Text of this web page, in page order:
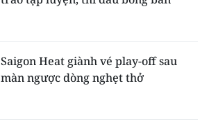
Saigon Heat giành vé play-off sau
màn ngược dòng nghẹt thở